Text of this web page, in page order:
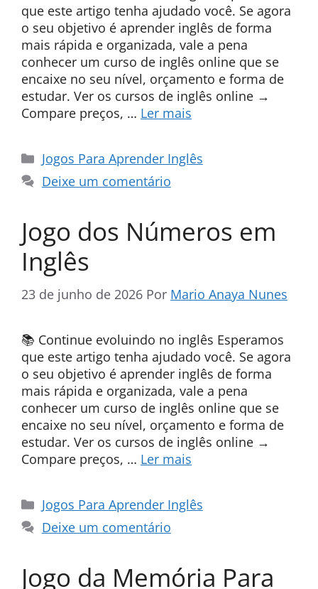
que este artigo tenha ajudado você. Se agora
o seu objetivo é aprender inglês de forma
mais rápida e organizada, vale a pena
conhecer um curso de inglês online que se
encaixe no seu nível, orçamento e forma de
estudar. Ver os cursos de inglês online →
Compare preços, … Ler mais
Categorias
Jogos Para Aprender Inglês
Deixe um comentário
Jogo dos Números em
Inglês
23 de junho de 2026 Por Mario Anaya Nunes
📚 Continue evoluindo no inglês Esperamos
que este artigo tenha ajudado você. Se agora
o seu objetivo é aprender inglês de forma
mais rápida e organizada, vale a pena
conhecer um curso de inglês online que se
encaixe no seu nível, orçamento e forma de
estudar. Ver os cursos de inglês online →
Compare preços, … Ler mais
Categorias
Jogos Para Aprender Inglês
Deixe um comentário
Jogo da Memória Para